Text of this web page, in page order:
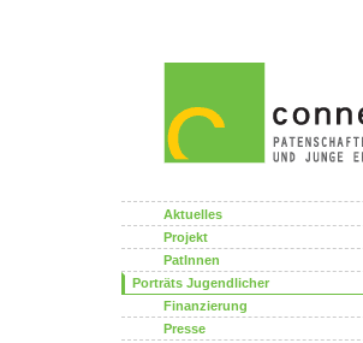
Aktuelles
Projekt
PatInnen
Porträts Jugendlicher
Finanzierung
Presse